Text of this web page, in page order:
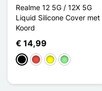
Realme 12 5G / 12X 5G
Liquid Silicone Cover met
Koord
€ 14,99
ZwartRoodGeelLichtgroen